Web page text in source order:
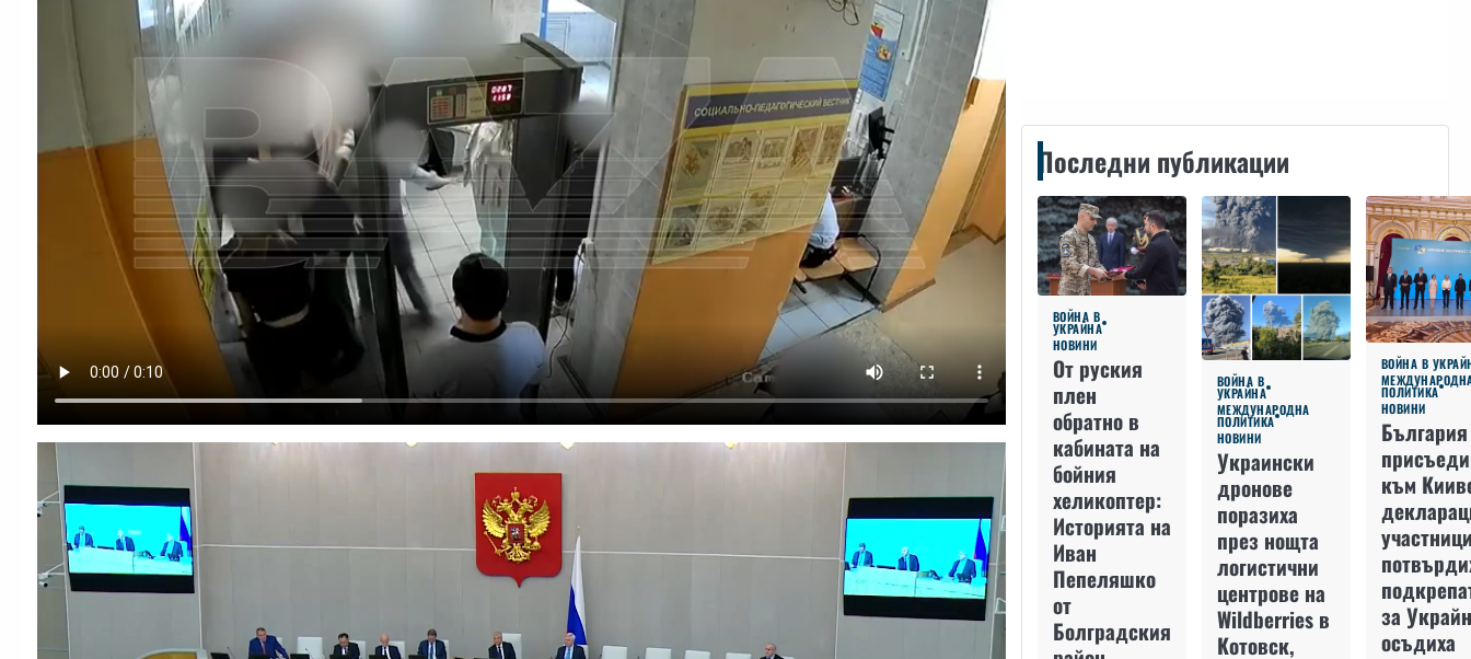
Последни публикации
ВОЙНА В
УКРАЙНА
НОВИНИ
От руския
плен
обратно в
кабината на
бойния
хеликоптер:
Историята на
Иван
Пепеляшко
от
Болградския
ВОЙНА В
УКРАЙНА
МЕЖДУНАРОДНА
ПОЛИТИКА
НОВИНИ
Украински
дронове
поразиха
през нощта
логистични
центрове на
Wildberries в
Котовск,
ВОЙНА В
ПОЛИТИКА
НОВИНИ
към
за
осъдиха